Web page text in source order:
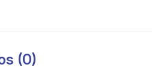
(0)